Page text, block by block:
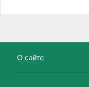
О сайте